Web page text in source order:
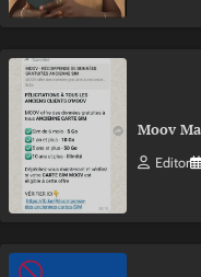
Moov
Editor